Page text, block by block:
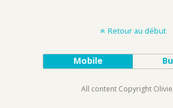
Retour au début
Mobile
All content Copyright